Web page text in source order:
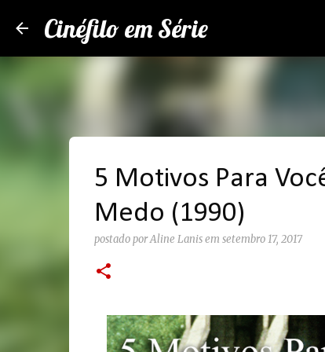
Cinéfilo em Série
5 Motivos Para
Medo (1990)
postado porAline Lanis em setembro 17, 2017